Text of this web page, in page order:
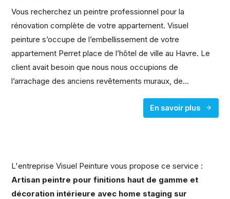
Vous recherchez un peintre professionnel pour la
rénovation complète de votre appartement. Visuel
peinture s’occupe de l’embellissement de votre
appartement Perret place de l’hôtel de ville au Havre. Le
client avait besoin que nous nous occupions de
l’arrachage des anciens revêtements muraux, de...
En savoir plus
L'entreprise Visuel Peinture vous propose ce service :
Artisan peintre pour finitions haut de gamme et
décoration intérieure avec home staging sur